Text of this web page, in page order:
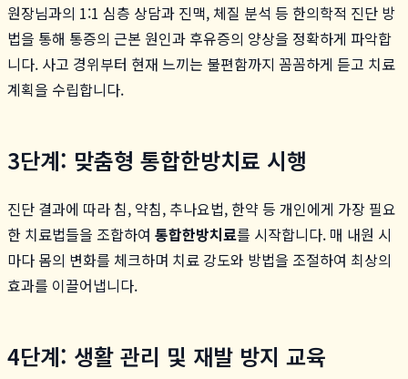
원장님과의 1:1 심층 상담과 진맥, 체질 분석 등 한의학적 진단 방
법을 통해 통증의 근본 원인과 후유증의 양상을 정확하게 파악합
니다. 사고 경위부터 현재 느끼는 불편함까지 꼼꼼하게 듣고 치료
계획을 수립합니다.
3단계: 맞춤형 통합한방치료 시행
진단 결과에 따라 침, 약침, 추나요법, 한약 등 개인에게 가장 필요
한 치료법들을 조합하여 통합한방치료를 시작합니다. 매 내원 시
마다 몸의 변화를 체크하며 치료 강도와 방법을 조절하여 최상의
효과를 이끌어냅니다.
4단계: 생활 관리 및 재발 방지 교육